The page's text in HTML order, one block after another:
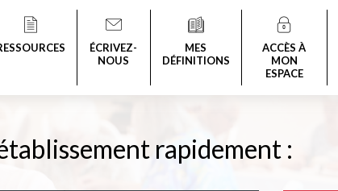
ÉCRIVEZ-
NOUS
MES
DÉFINITIONS
ACCÈS À
MON
ESPACE
rapidement :